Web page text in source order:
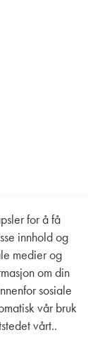
for å få
innhold og
medier og
om din
sosiale
vår bruk
vårt..